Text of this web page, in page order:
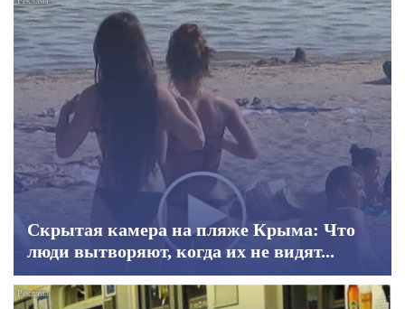
Скрытая камера на пляже Крыма: Что
люди вытворяют, когда их не видят...